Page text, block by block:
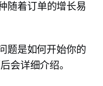
随着订单的增长易
题是如何开始你的
会详细介绍。